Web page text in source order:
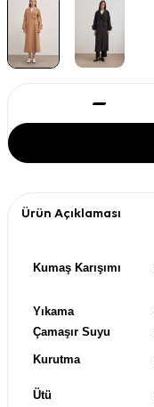
Ürün Açıklaması
Kumaş Karışımı
Yıkama
Çamaşır Suyu
Kurutma
Ütü